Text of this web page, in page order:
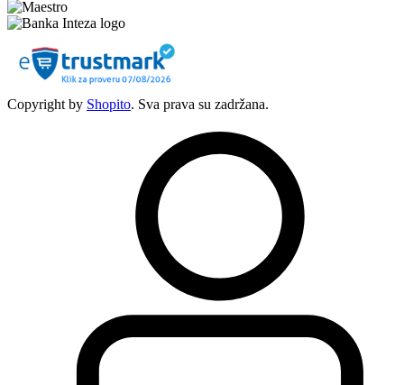
Copyright by Shopito. Sva prava su zadržana.